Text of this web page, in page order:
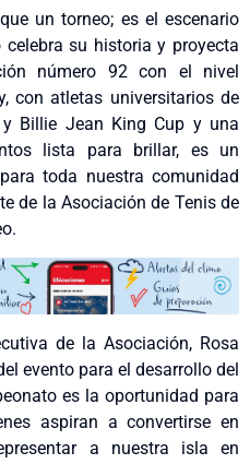
un torneo; es el escenario
su historia y proyecta
número 92 con el nivel
con atletas universitarios de
Billie Jean King Cup y una
lista para brillar, es un
toda nuestra comunidad
de la Asociación de Tenis de
de la Asociación, Rosa
evento para el desarrollo del
es la oportunidad para
aspiran a convertirse en
a nuestra isla en